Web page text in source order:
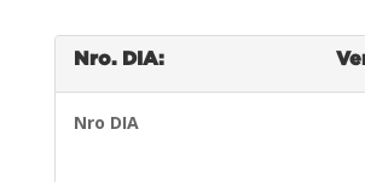
Nro. DIA:
Nro DIA